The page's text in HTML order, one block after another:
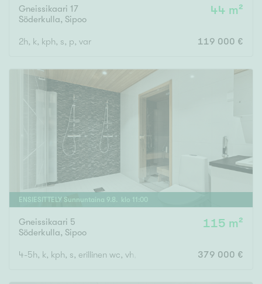
Maalämpö
Oma ranta
Oma sauna
Senioriasunto
Gneissikaari 17
Söderkulla, Sipoo
44 m²
2h, k, kph, s, p, var 119 000 €
ENSIESITTELY Sunnuntaina 9.8. klo 11 :00
Gneissikaari 5
Söderkulla, Sipoo
115 m²
4-5h, k, kph, s, erillinen wc, vh, lasitettu parveke379 000 €